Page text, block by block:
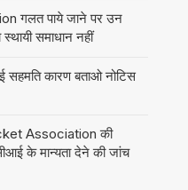
गलत पाये जाने पर उन
समाधान नहीं
सहमति कारण बताओ नोटिस
Association की
के मान्यता देने की जांच